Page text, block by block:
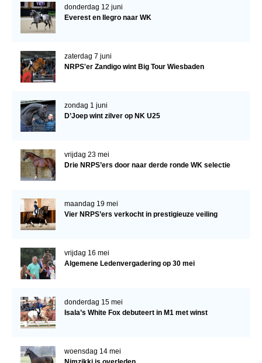
donderdag 12 juni
Everest en Ilegro naar WK
zaterdag 7 juni
NRPS'er Zandigo wint Big Tour Wiesbaden
zondag 1 juni
D’Joep wint zilver op NK U25
vrijdag 23 mei
Drie NRPS’ers door naar derde ronde WK selectie
maandag 19 mei
Vier NRPS’ers verkocht in prestigieuze veiling
vrijdag 16 mei
Algemene Ledenvergadering op 30 mei
donderdag 15 mei
Isala’s White Fox debuteert in M1 met winst
woensdag 14 mei